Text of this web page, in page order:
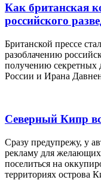
Как британская
российского
Британской прессе
разоблачению
получению секретных
России и Ирана
Северный Кипр
Сразу предупрежу, у
рекламу для
поселиться на
территориях острова